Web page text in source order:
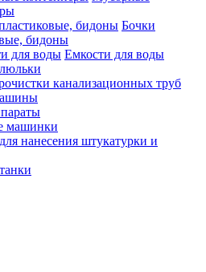
Бочки
бидоны
Емкости для воды
канализационных труб
машинки
нанесения штукатурки и